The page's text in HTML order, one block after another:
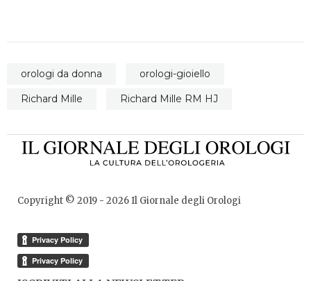
orologi da donna
orologi-gioiello
Richard Mille
Richard Mille RM HJ
Copyright © 2019 - 2026Il Giornale degli Orologi